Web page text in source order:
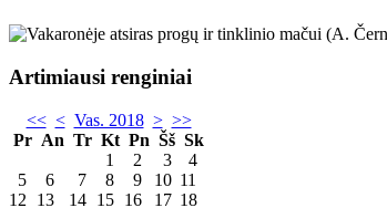
Artimiausi renginiai
<< < Vas. 2018 > >>
Pr An Tr Kt Pn Šš Sk
1
2 3
4
5
6 7 8 9 10 11
12
13 14 15 16 17 18